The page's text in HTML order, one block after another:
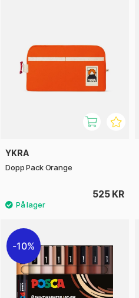
YKRA
Dopp Pack Orange
525 KR
10%